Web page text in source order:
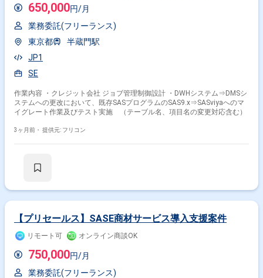
650,000円/月
業務委託(フリーランス)
東京都
半蔵門駅
JP1
SE
作業内容 ・クレジット会社 ジョブ管理制御設計 ・DWHシステム⇒DMSシ
ステムへの更改において、既存SASプログラムのSAS9.x⇒SASviyaへのマ
イグレート作業及びテスト実施 （テーブル名、項目名の変更対応含む）
3ヶ月前・ 提供元: フリコン
【プリセールス】SASE商材サービス導入支援案件
リモート可 オンライン商談OK
750,000円/月
業務委託(フリーランス)